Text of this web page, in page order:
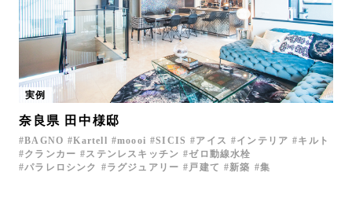
実例
奈良県 田中様邸
BAGNO Kartell moooi SICIS アイス インテリア
キルト
クランカー
ステンレスキッチン
ゼロ動線水栓
パラレロシンク
ラグジュアリー 戸建て 新築 集